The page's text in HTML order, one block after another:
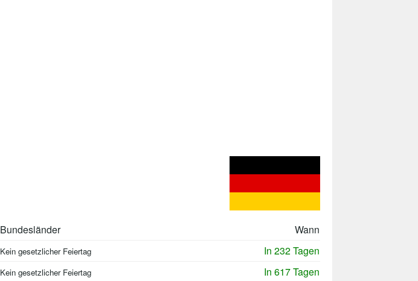
Bundesländer
Wann
Kein gesetzlicher Feiertag
In 232 Tagen
Kein gesetzlicher Feiertag
In 617 Tagen